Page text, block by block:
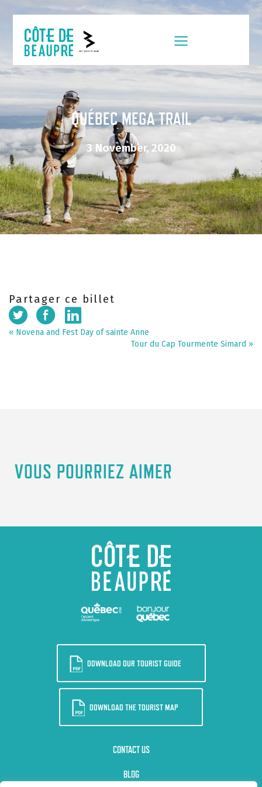
QUÉBEC MEGA TRAIL
3 November, 2020
Partager ce billet
« Novena and Fest Day of sainte Anne
Tour du Cap Tourmente Simard »
VOUS POURRIEZ AIMER
DOWNLOAD OUR TOURIST GUIDE
DOWNLOAD THE TOURIST MAP
CONTACT US
BLOG